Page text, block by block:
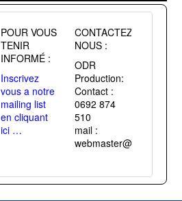
CONTACTEZ
NOUS :
ODR
Production:
Contact :
0692 874
510
mail :
POUR VOUS
TENIR
INFORMÉ :
Inscrivez
vous a notre
mailing list
en cliquant
ici …